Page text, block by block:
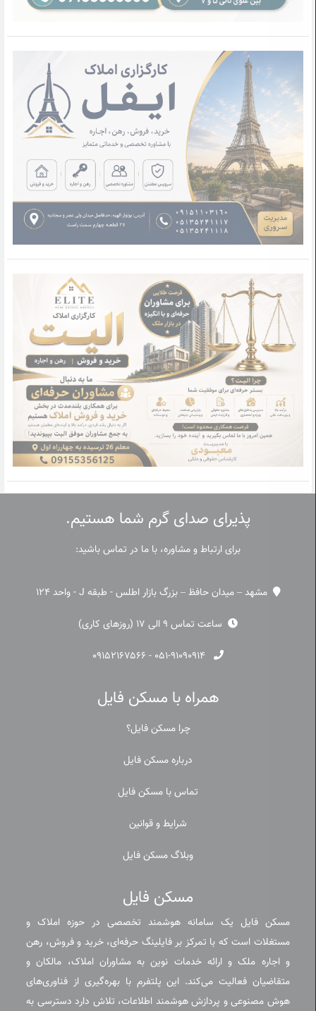
پذیرای صدای گرم شما هستیم.
برای ارتباط و مشاوره، با ما در تماس باشید:
مشهد – میدان حافظ – بزرگ بازار اطلس - طبقه J - واحد 124
ساعت تماس 9 الی 17 (روزهای کاری)
۰۵۱-۹۱۰۹۰۹۱۴ - ۰۹۱۵۲۱۶۷۵۶۶
همراه با مسکن فایل
چرا مسکن فایل؟
درباره مسکن فایل
تماس با مسکن فایل
شرایط و قوانین
وبلاگ مسکن فایل
مسکن فایل
مسکن فایل یک سامانه هوشمند تخصصی در حوزه املاک و
مستغلات است که با تمرکز بر فایلینگ حرفه‌ای، خرید و فروش، رهن
و اجاره ملک و ارائه خدمات نوین به مشاوران املاک، مالکان و
متقاضیان فعالیت می‌کند. این پلتفرم با بهره‌گیری از فناوری‌های
هوش مصنوعی و پردازش هوشمند اطلاعات، تلاش دارد دسترسی به